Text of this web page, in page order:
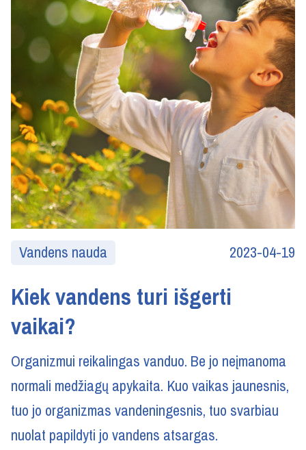
Vandens nauda 2023-04-19
Kiek vandens turi išgerti
vaikai?
Organizmui reikalingas vanduo. Be jo neįmanoma
normali medžiagų apykaita. Kuo vaikas jaunesnis,
tuo jo organizmas vandeningesnis, tuo svarbiau
nuolat papildyti jo vandens atsargas.